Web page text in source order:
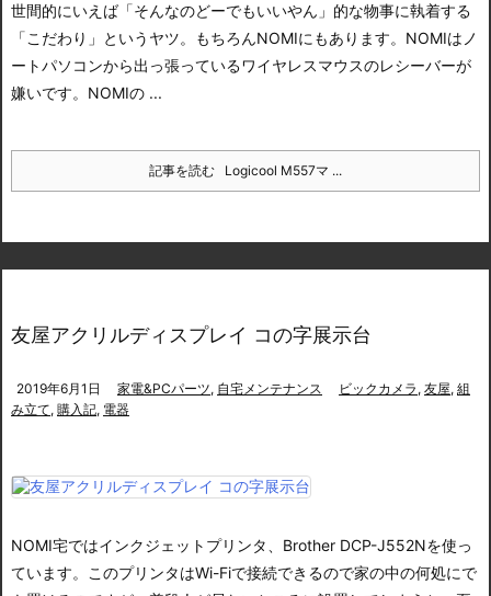
世間的にいえば「そんなのどーでもいいやん」的な物事に執着する
「こだわり」というヤツ。もちろんNOMIにもあります。 NOMIはノ
ートパソコンから出っ張っているワイヤレスマウスのレシーバーが
嫌いです。 NOMIの ...
記事を読む Logicool M557マ ...
友屋アクリルディスプレイ コの字展示台
2019年6月1日 家電&PCパーツ, 自宅メンテナンス ビックカメラ , 友屋, 組
み立て, 購入記, 電器
NOMI宅ではインクジェットプリンタ、Brother DCP-J552Nを使っ
ています。
このプリンタはWi-Fiで接続できるので家の中の何処にで